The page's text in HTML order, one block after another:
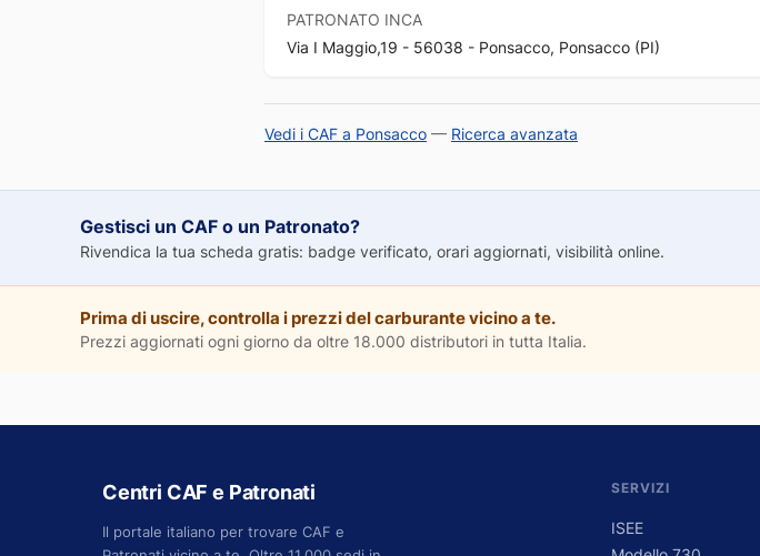
PATRONATO INCA
Via I Maggio,19 - 56038 - Ponsacco, Ponsacco (PI)
Vedi i CAF a Ponsacco — Ricerca avanzata
Gestisci un CAF o un Patronato?
Rivendica la tua scheda gratis: badge verificato, orari aggiornati, visibilità online.
Prima di uscire, controlla i prezzi del carburante vicino a te.
Prezzi aggiornati ogni giorno da oltre 18.000 distributori in tutta Italia.
Centri CAF e Patronati
Il portale italiano per trovare CAF e
SERVIZI
ISEE